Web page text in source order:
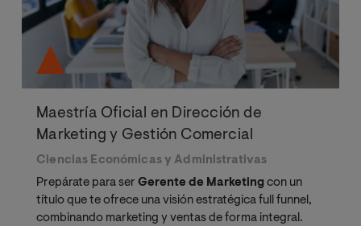
Maestría Oficial en Dirección de
Marketing y Gestión Comercial
Ciencias Económicas y Administrativas
Prepárate para serGerente de Marketing con un
título que te ofrece una visión estratégica full funnel,
combinando marketing y ventas de forma integral.